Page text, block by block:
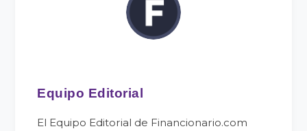
Equipo Editorial
El Equipo Editorial de Financionario.com